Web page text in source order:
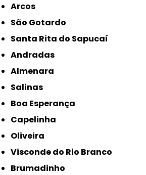
Arcos
São Gotardo
Santa Rita do Sapucaí
Andradas
Almenara
Salinas
Boa Esperança
Capelinha
Oliveira
Visconde do Rio Branco
Brumadinho